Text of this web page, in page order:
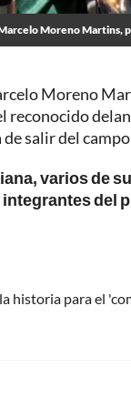
Moreno Martins,
Moreno
reconocido
salir del
varios de
del
historia para el